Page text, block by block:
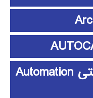
آموزش اتوماسیون صنعتی Automation